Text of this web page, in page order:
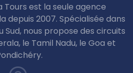
Tours est la seule agence
depuis 2007. Spécialisée dans
Sud, nous propose des circuits
le Tamil Nadu, le Goa et